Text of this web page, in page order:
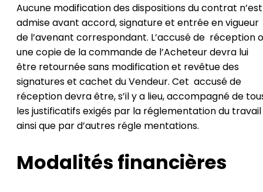
Aucune modification des dispositions du contrat n’est
admise avant accord, signature et entrée en vigueur
de l’avenant correspondant. L’accusé de réception
une copie de la commande de l’Acheteur devra lui
être retournée sans modification et revêtue des
signatures et cachet du Vendeur. Cet accusé de
réception devra être, s’il y a lieu, accompagné de
les justificatifs exigés par la réglementation du travail
ainsi que par d’autres régle mentations.
Modalités financières